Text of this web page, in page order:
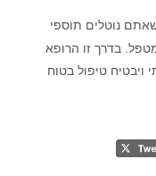
נוטלים תוספי
בדרך זו הרופא
ויבטיח טיפול בטוח